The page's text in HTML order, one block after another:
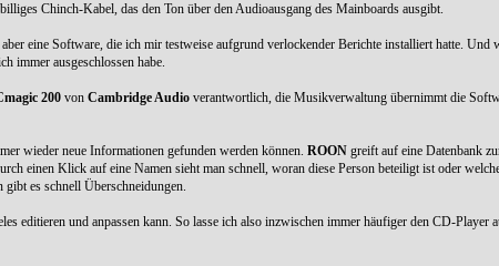
Chinch-Kabel, das den Ton über den Audioausgang des Mainboards ausgibt.
eine Software, die ich mir testweise aufgrund verlockender Berichte installiert hatte. Und
immer ausgeschlossen habe.
200 von Cambridge Audio verantwortlich, die Musikverwaltung übernimmt die
wieder neue Informationen gefunden werden können. ROON greift auf eine Datenbank
einen Klick auf eine Namen sieht man schnell, woran diese Person beteiligt ist oder
es schnell Überschneidungen.
editieren und anpassen kann. So lasse ich also inzwischen immer häufiger den CD-Player